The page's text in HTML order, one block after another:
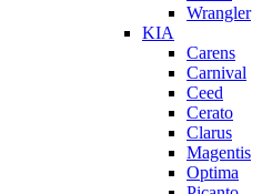
Wrangler
KIA
Carens
Carnival
Ceed
Cerato
Clarus
Magentis
Optima